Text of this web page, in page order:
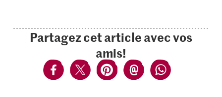
Partagez cet article avec vos
amis!